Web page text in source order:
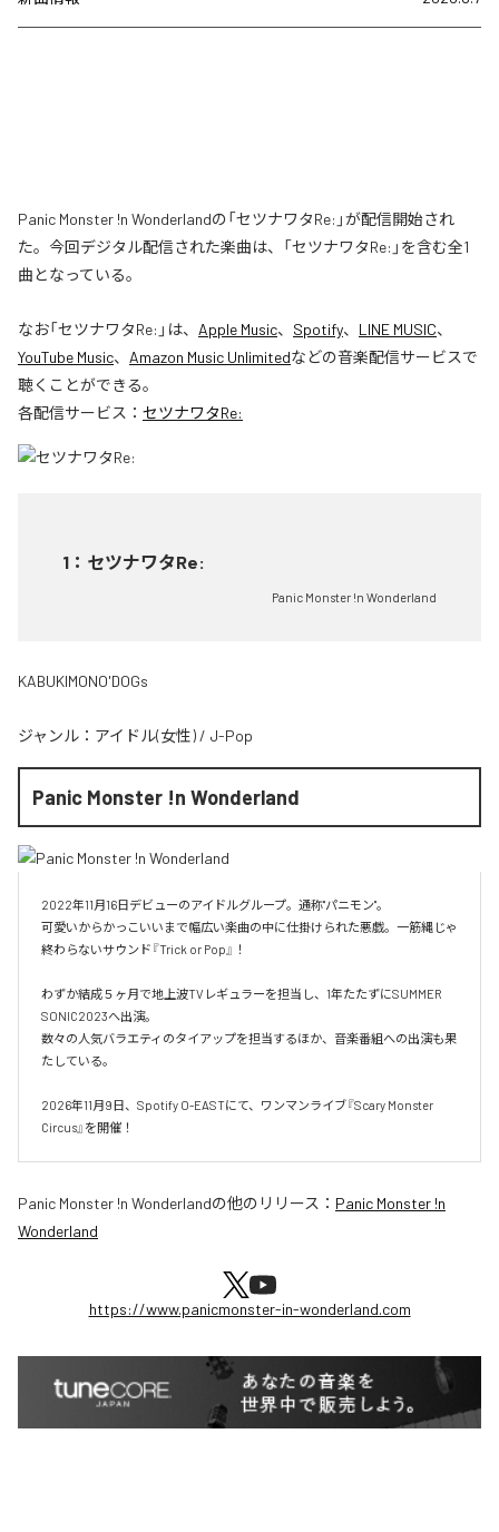
Panic Monster !n Wonderlandの「セツナワタRe:」が配信開始され
た。今回デジタル配信された楽曲は、「セツナワタRe:」を含む全1
曲となっている。
なお「セツナワタRe: 」は、 Apple Music、 Spotify、 LINE MUSIC、
YouTube Music、 Amazon Music Unlimitedなどの音楽配信サービスで
聴くことができる。
各配信サービス： セツナワタRe:
1 ： セツナワタRe:
Panic Monster !n Wonderland
KABUKIMONO'DOGs
ジャンル： アイドル(女性) / J-Pop
Panic Monster !n Wonderland
2022年11月16日デビューのアイドルグループ。通称"パニモン"。
可愛いからかっこいいまで幅広い楽曲の中に仕掛けられた悪戯。一筋縄じゃ
終わらないサウンド『Trick or Pop』！
わずか結成５ヶ月で地上波TVレギュラーを担当し、1年たたずにSUMMER
SONIC2023へ出演。
数々の人気バラエティのタイアップを担当するほか、音楽番組への出演も果
たしている。
2026年11月9日、Spotify O-EASTにて、ワンマンライブ『Scary Monster
Circus』を開催！
Panic Monster !n Wonderlandの他のリリース： Panic Monster !n
Wonderland
https://www.panicmonster-in-wonderland.com